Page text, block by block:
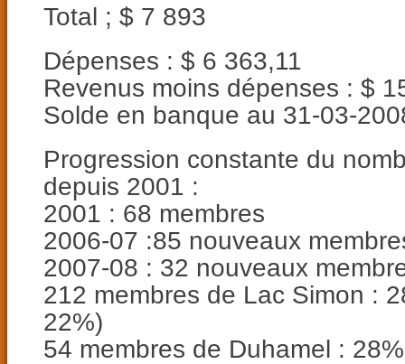
Total ; $ 7 893
Dépenses : $ 6 363,11
Revenus moins dépenses : $
Solde en banque au 31-03-
Progression constante du
depuis 2001 :
2001 : 68 membres
2006-07 :85 nouveaux
2007-08 : 32 nouveaux
212 membres de Lac Simon :
22%)
54 membres de Duhamel :